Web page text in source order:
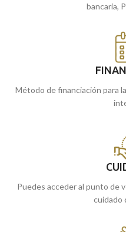
bancaria,
Método de financiación para
Puedes acceder al punto de
cuidado